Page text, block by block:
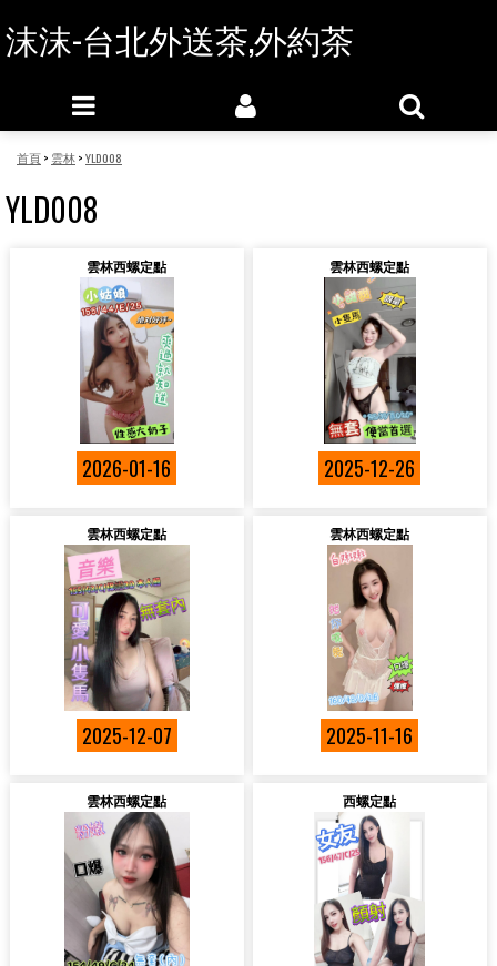
沫沫-台北外送茶,外約茶
首頁> 雲林>YLD008
YLD008
雲林西螺定點
2026-01-16
雲林西螺定點
2025-12-26
雲林西螺定點
2025-12-07
雲林西螺定點
2025-11-16
雲林西螺定點 西螺定點